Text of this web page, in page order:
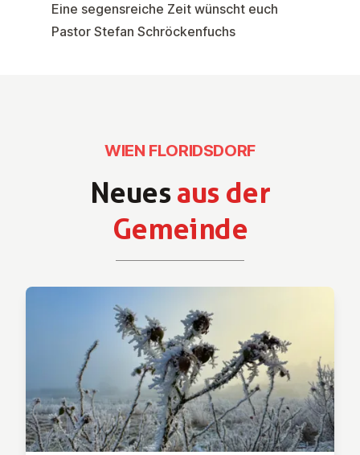
Eine segensreiche Zeit wünscht euch
Pastor Stefan Schröckenfuchs
Neuesaus der
Gemeinde
WIEN FLORIDSDORF